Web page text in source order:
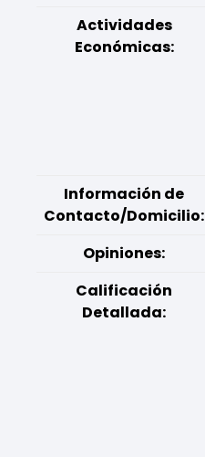
Actividades
Económicas:
Información de
Contacto/Domicilio:
Opiniones:
Calificación
Detallada: